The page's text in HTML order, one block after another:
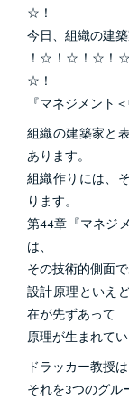
☆！
今日、組織の建
！☆！☆！☆！
☆！
『マネジメント
組織の建築家と
あります。
組織作りには、
ります。
第44章『マネジ
は、
その技術的側面
設計原理といえ
在が先ずあって
原理が生まれて
ドラッカー教授
それを3つのグル